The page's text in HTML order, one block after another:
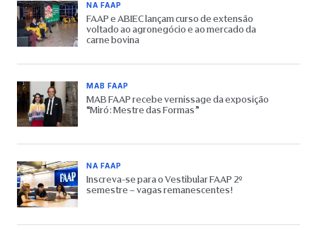
NA FAAP
FAAP e ABIEC lançam curso de extensão
voltado ao agronegócio e ao mercado da
carne bovina
MAB FAAP
MAB FAAP recebe vernissage da exposição
“Miró: Mestre das Formas”
NA FAAP
Inscreva-se para o Vestibular FAAP 2º
semestre – vagas remanescentes!